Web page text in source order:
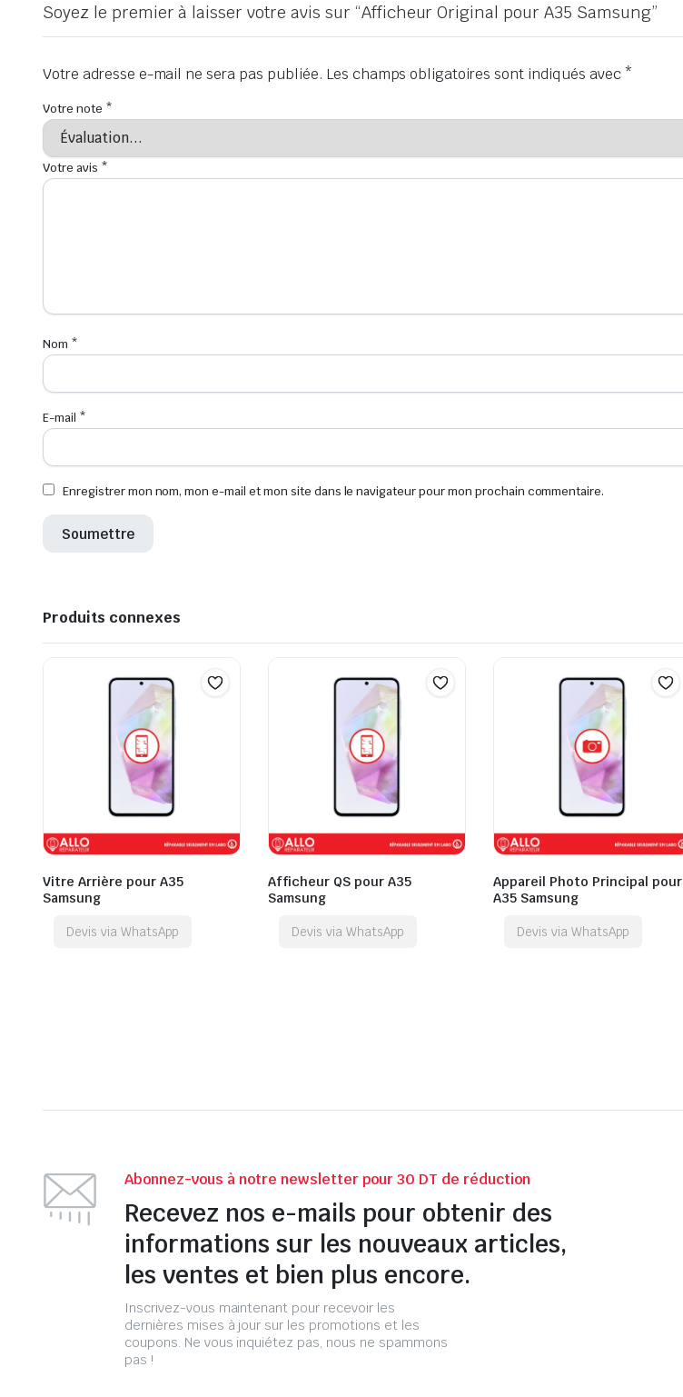
Soyez le premier à laisser votre avis sur “Afficheur Original pour A35 Samsung”
Votre adresse e-mail ne sera pas publiée. Les champs obligatoires sont indiqués avec*
Votre note *
Votre avis *
Nom *
E-mail *
Enregistrer mon nom, mon e-mail et mon site dans le navigateur pour mon prochain commentaire.
Produits connexes
Vitre Arrière pour A35
Samsung
Devis via WhatsApp
Afficheur QS pour A35
Samsung
Devis via WhatsApp
Appareil Photo Principal pour
A35 Samsung
Devis via WhatsApp
Abonnez-vous à notre newsletter pour 30 DT de réduction
Recevez nos e-mails pour obtenir des
informations sur les nouveaux articles,
les ventes et bien plus encore.
Inscrivez-vous maintenant pour recevoir les
dernières mises à jour sur les promotions et les
coupons. Ne vous inquiétez pas, nous ne spammons
pas !